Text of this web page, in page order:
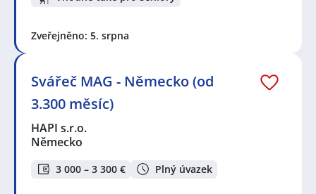
Zveřejněno: 5. srpna
Svářeč MAG - Německo (od
3.300 měsíc)
HAPI s.r.o.
Německo
3 000 – 3 300 € Plný úvazek